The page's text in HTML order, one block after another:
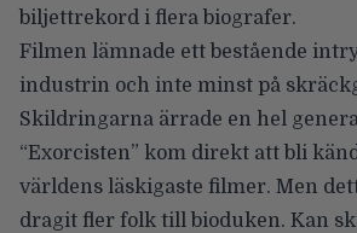
biljettrekord i flera biografer.
Filmen lämnade ett bestående
industrin och inte minst på
Skildringarna ärrade en hel
“Exorcisten” kom direkt att bli
världens läskigaste filmer. Men
dragit fler folk till bioduken. Kan